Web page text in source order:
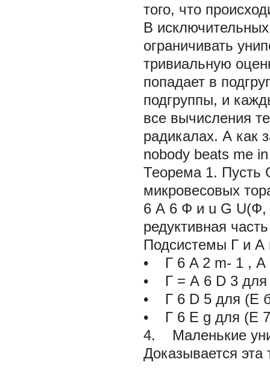
того, что
В
ограничивать
тривиальную
попадает в
подгруппы, и
все вычисления
радикалах. А как
nobody beats me
Теорема 1.
микровесовых
6 А 6 Ф и u G U(Ф,
редуктивная
Подсистемы Г и А
•
Г 6 A 2 m- 1 , А
•
Г = А 6 D 3 для
•
Г 6 D 5 для (Е
•
Г 6 E g для (Е 7
4. Маленькие
Доказывается